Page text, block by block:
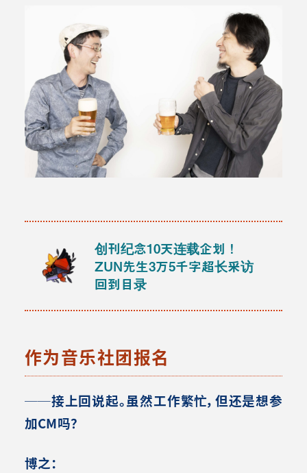
创刊纪念10天连载企划！
ZUN先生3万5千字超长采访
回到目录
作为音乐社团报名
──接上回说起。虽然工作繁忙，但还是想参
加CM吗？
博之：